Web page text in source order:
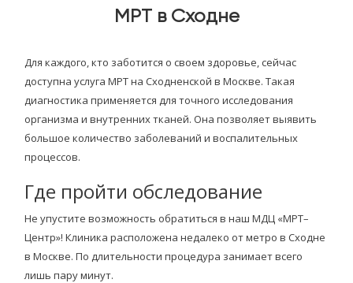
МРТ в Сходне
Для каждого, кто заботится о своем здоровье, сейчас
доступна услуга МРТ на Сходненской в Москве. Такая
диагностика применяется для точного исследования
организма и внутренних тканей. Она позволяет выявить
большое количество заболеваний и воспалительных
процессов.
Где пройти обследование
Не упустите возможность обратиться в наш МДЦ «МРТ–
Центр»! Клиника расположена недалеко от метро в Сходне
в Москве. По длительности процедура занимает всего
лишь пару минут.